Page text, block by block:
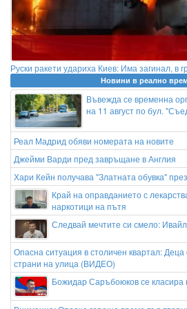
Руски ракети удариха Киев: Има загинал, в
Новини в реално
Въвежда се временна
на 11 август по бул.
Реал Мадрид обяви номерата на новите
Джейми Варди пред завръщане в Англия
Хари Кейн получава "Златната обувка"
Край на оправданието с
наркотици на пътя
Следвай мечтите си смело:
Опасна ситуация в столичен квартал:
страни на улица (ВИДЕО)
Божидар Саръбоюков се